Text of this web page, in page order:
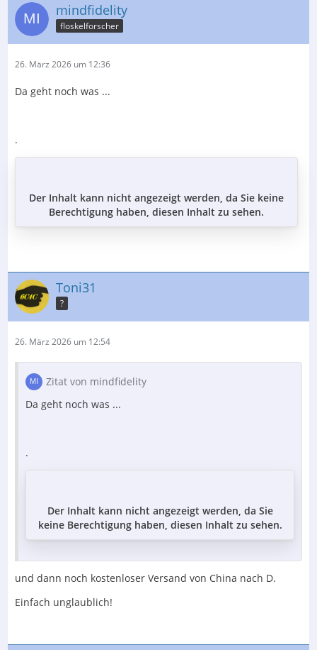
mindfidelity
floskelforscher
26. März 2026 um 12:36
Da geht noch was ...
.
Der Inhalt kann nicht angezeigt werden, da Sie keine
Berechtigung haben, diesen Inhalt zu sehen.
Toni31
?
26. März 2026 um 12:54
Zitat von mindfidelity
Da geht noch was ...
.
Der Inhalt kann nicht angezeigt werden, da Sie
keine Berechtigung haben, diesen Inhalt zu sehen.
und dann noch kostenloser Versand von China nach D.
Einfach unglaublich!